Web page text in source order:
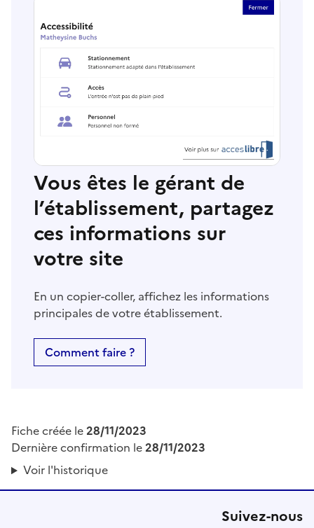
Vous êtes le gérant de
l’établissement, partagez
ces informations sur
votre site
En un copier-coller, affichez les informations
principales de votre établissement.
Comment faire ?
Fiche créée le28/11/2023
Dernière confirmation le28/11/2023
Voir l'historique
Suivez-nous